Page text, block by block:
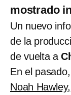
mostrado
Un nuevo
de la
de vuelta a
En el
Noah Hawley,